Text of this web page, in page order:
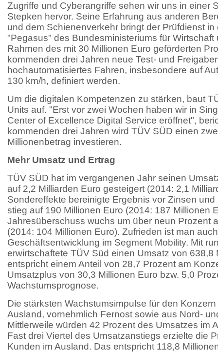
Zugriffe und Cyberangriffe sehen wir uns in einer
Stepken hervor. Seine Erfahrung aus anderen
und dem Schienenverkehr bringt der Prüfdienst
"Pegasus" des Bundesministeriums für Wirtschaft
Rahmen des mit 30 Millionen Euro geförderten
kommenden drei Jahren neue Test- und
hochautomatisiertes Fahren, insbesondere auf
130 km/h, definiert werden.
Um die digitalen Kompetenzen zu stärken, baut
Units auf. "Erst vor zwei Wochen haben wir in
Center of Excellence Digital Service eröffnet",
kommenden drei Jahren wird TÜV SÜD einen
Millionenbetrag investieren.
Mehr Umsatz und Ertrag
TÜV SÜD hat im vergangenen Jahr seinen
auf 2,2 Milliarden Euro gesteigert (2014: 2,1
Sondereffekte bereinigte Ergebnis vor Zinsen
stieg auf 190 Millionen Euro (2014: 187 Millionen
Jahresüberschuss wuchs um über neun Prozent
(2014: 104 Millionen Euro). Zufrieden ist man
Geschäftsentwicklung im Segment Mobility. Mit
erwirtschaftete TÜV Süd einen Umsatz von 638,8
entspricht einem Anteil von 28,7 Prozent am
Umsatzplus von 30,3 Millionen Euro bzw. 5,0
Wachstumsprognose.
Die stärksten Wachstumsimpulse für den
Ausland, vornehmlich Fernost sowie aus Nord-
Mittlerweile würden 42 Prozent des Umsatzes im
Fast drei Viertel des Umsatzanstiegs erzielte die
Kunden im Ausland. Das entspricht 118,8